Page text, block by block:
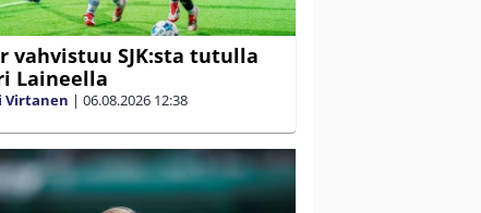
vahvistuu SJK:sta tutulla
Laineella
Virtanen | 06.08.2026 12:38